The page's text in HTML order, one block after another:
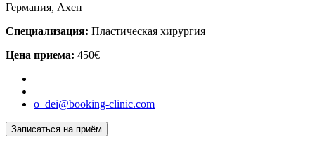
Германия, Ахен
Специализация: Пластическая хирургия
Цена приема: 450€
o_dei@booking-clinic.com
Записаться на приём